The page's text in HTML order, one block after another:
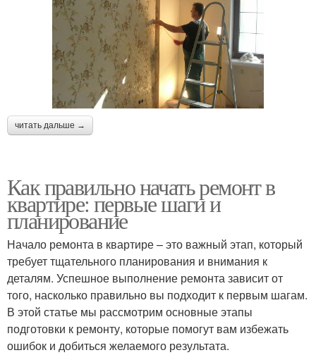
читать дальше →
Как правильно начать ремонт в
квартире: первые шаги и
планирование
Начало ремонта в квартире – это важный этап, который
требует тщательного планирования и внимания к
деталям. Успешное выполнение ремонта зависит от
того, насколько правильно вы подходит к первым шагам.
В этой статье мы рассмотрим основные этапы
подготовки к ремонту, которые помогут вам избежать
ошибок и добиться желаемого результата.